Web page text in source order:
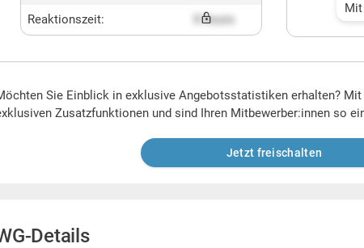
Reaktionszeit: X hours
Mit
Sie Einblick in exklusive Angebotsstatistiken erhalten? Mit
Zusatzfunktionen und sind Ihren Mitbewerber:innen so
Jetzt freischalten
Details